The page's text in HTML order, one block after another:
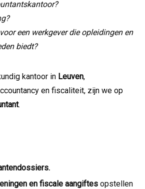
een werkgever die opleidingen en
biedt?
kantoor in Leuven,
en fiscaliteit, zijn we op
.
en fiscale aangiftes opstellen